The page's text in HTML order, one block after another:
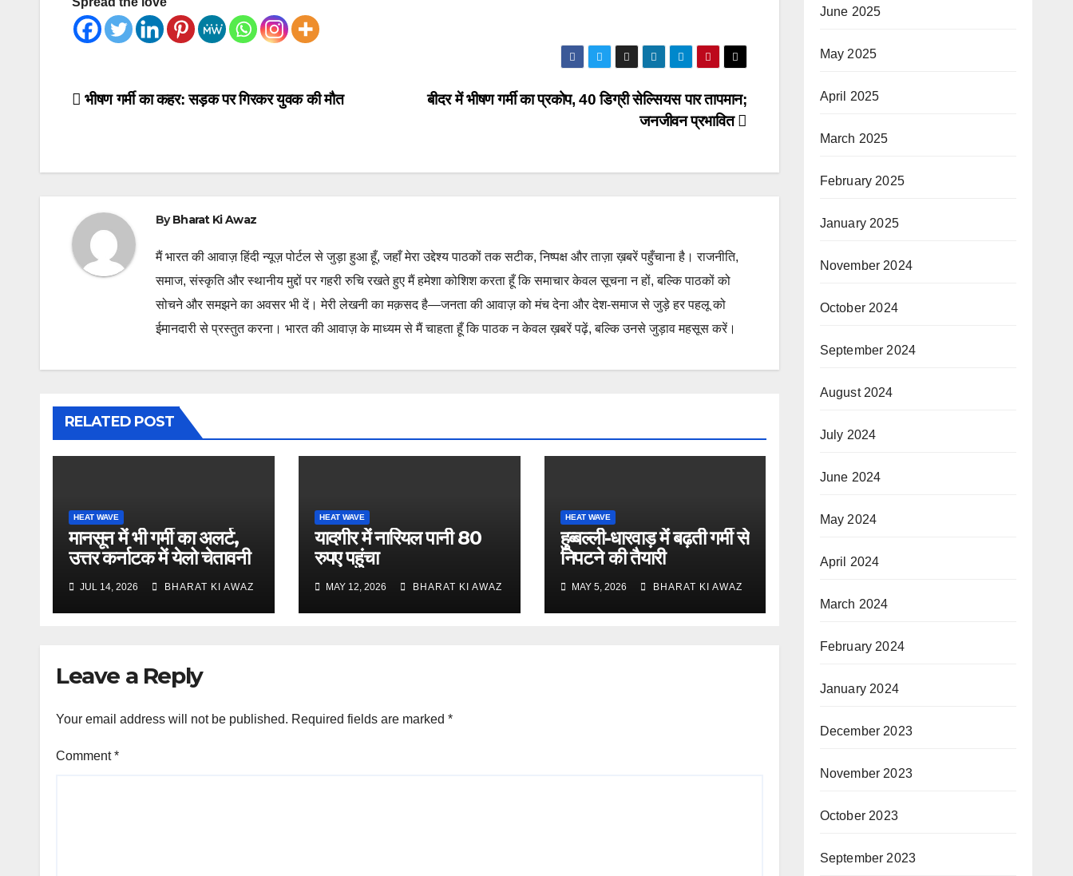
Post
बीदर में भीषण गर्मी का प्रकोप, 40 डिग्री सेल्सियस पार तापमान;
जनजीवन प्रभावित
भीषण गर्मी का कहर: सड़क पर गिरकर युवक की मौत
ByBharat Ki Awaz
मैं भारत की आवाज़ हिंदी न्यूज़ पोर्टल से जुड़ा हुआ हूँ, जहाँ मेरा उद्देश्य पाठकों तक सटीक, निष्पक्ष और ताज़ा ख़बरें पहुँचाना है। राजनीति,
समाज, संस्कृति और स्थानीय मुद्दों पर गहरी रुचि रखते हुए मैं हमेशा कोशिश करता हूँ कि समाचार केवल सूचना न हों, बल्कि पाठकों को
सोचने और समझने का अवसर भी दें। मेरी लेखनी का मक़सद है—जनता की आवाज़ को मंच देना और देश-समाज से जुड़े हर पहलू को
ईमानदारी से प्रस्तुत करना। भारत की आवाज़ के माध्यम से मैं चाहता हूँ कि पाठक न केवल ख़बरें पढ़ें, बल्कि उनसे जुड़ाव महसूस करें।
RELATED POST
HEAT WAVE
मानसून में भी गर्मी का अलर्ट,
उत्तर कर्नाटक में येलो चेतावनी
JUL 14, 2026 BHARAT KI AWAZ
HEAT WAVE
यादगीर में नारियल पानी 80
रुपए पहुंचा
MAY 12, 2026 BHARAT KI AWAZ
HEAT WAVE
हुब्बल्ली-धारवाड़ में बढ़ती गर्मी से
निपटने की तैयारी
MAY 5, 2026 BHARAT KI AWAZ
Leave a Reply
Your email address will not be published. Required fields are marked *
Comment*
June 2025
May 2025
April 2025
March 2025
February 2025
January 2025
November 2024
October 2024
September 2024
August 2024
July 2024
June 2024
May 2024
April 2024
March 2024
February 2024
January 2024
December 2023
November 2023
October 2023
September 2023